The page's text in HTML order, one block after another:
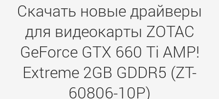
Скачать новые драйверы
для видеокарты ZOTAC
GeForce GTX 660 Ti AMP!
Extreme 2GB GDDR5 (ZT-
60806-10P)